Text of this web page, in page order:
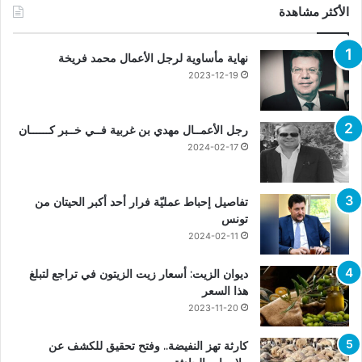
الأكثر مشاهدة
نهاية مأساوية لرجل الأعمال محمد فريخة
2023-12-19
رجل الأعمــال مهدي بن غربية فــي خــبر كــــــان
2024-02-17
تفاصيل إحباط عمليّة فرار أحد أكبر الحيتان من
تونس
2024-02-11
ديوان الزيت: أسعار زيت الزيتون في تراجع لتبلغ
هذا السعر
2023-11-20
كارثة تهز النفيضة.. وفتح تحقيق للكشف عن